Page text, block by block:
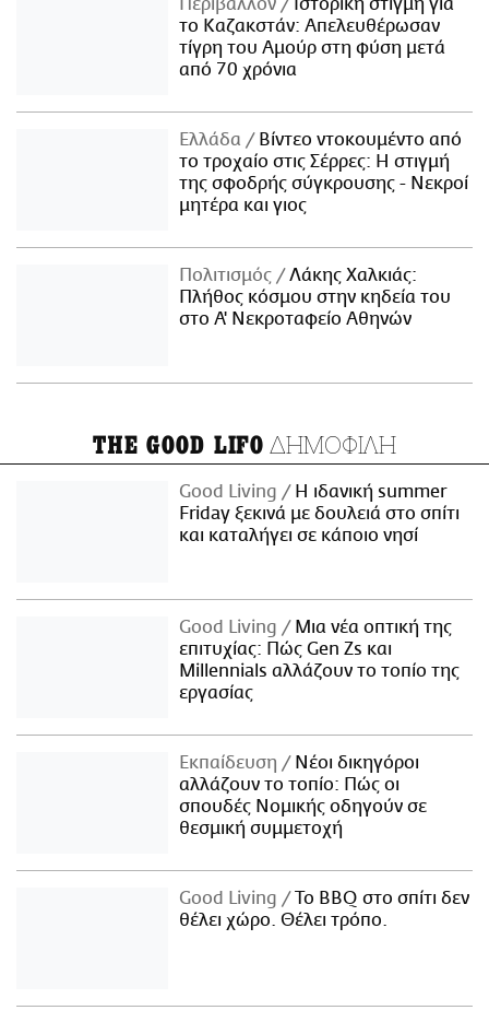
Περιβάλλον
Ιστορική στιγμή για
το Καζακστάν: Απελευθέρωσαν
τίγρη του Αμούρ στη φύση μετά
από 70 χρόνια
Ελλάδα
Βίντεο ντοκουμέντο από
το τροχαίο στις Σέρρες: Η στιγμή
της σφοδρής σύγκρουσης - Νεκροί
μητέρα και γιος
Πολιτισμός
Λάκης Χαλκιάς:
Πλήθος κόσμου στην κηδεία του
στο Α' Νεκροταφείο Αθηνών
THE GOOD LIFO ΔΗΜΟΦΙΛΗ
Good Living
Η ιδανική summer
Friday ξεκινά με δουλειά στο σπίτι
και καταλήγει σε κάποιο νησί
Good Living
Μια νέα οπτική της
επιτυχίας: Πώς Gen Zs και
Millennials αλλάζουν το τοπίο της
εργασίας
Εκπαίδευση
Νέοι δικηγόροι
αλλάζουν το τοπίο: Πώς οι
σπουδές Νομικής οδηγούν σε
θεσμική συμμετοχή
Good Living
Το BBQ στο σπίτι δεν
θέλει χώρο. Θέλει τρόπο.